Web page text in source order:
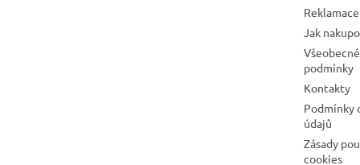
Jak
podmínky
Kontakty
Podmínky
údajů
Zásady
cookies